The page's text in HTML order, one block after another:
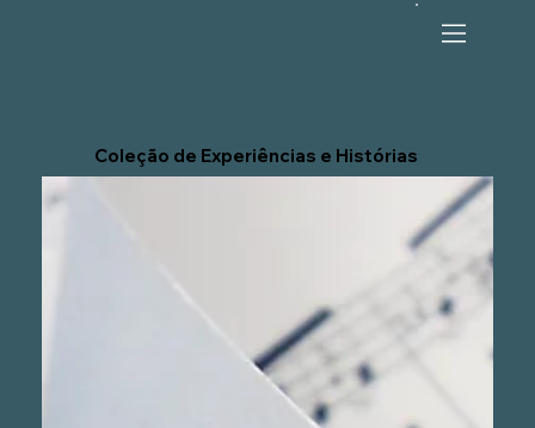
Coleção de Experiências e Histórias